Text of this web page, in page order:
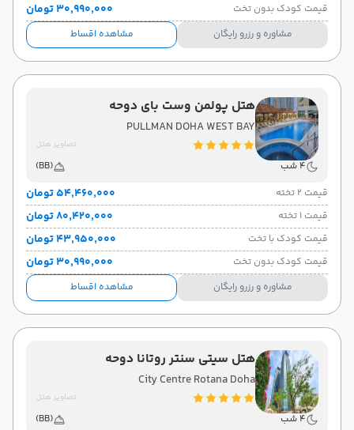
قیمت کودک بدون تخت ۳۰٬۹۹۰٬۰۰۰ تومان
مشاوره و رزرو رایگان مشاهده اقساط
هتل پولمن وست بای دوحه
PULLMAN DOHA WEST BAY
تصاویر هتل
4 شب
(BB)
قیمت 2 تخته
۵۴٬۴۶۰٬۰۰۰ تومان
قیمت 1 تخته ۸۰٬۴۲۰٬۰۰۰ تومان
قیمت کودک با تخت ۴۳٬۹۵۰٬۰۰۰ تومان
قیمت کودک بدون تخت ۳۰٬۹۹۰٬۰۰۰ تومان
مشاوره و رزرو رایگان مشاهده اقساط
هتل سیتی سنتر روتانا دوحه
City Centre Rotana Doha
تصاویر هتل
4 شب
(BB)